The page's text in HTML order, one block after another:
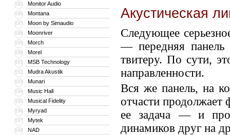
185 Monitor Audio
186 Montana
187 Moon by Simaudio
188 Moonriver
189 Morch
190 Morel
191 MSB Technology
192 Mudra Akustik
193 Munari
194 Music Hall
195 Musical Fidelity
196 Myryad
197 Mytek
198 NAD
Акустическая
Следующее
— передняя
твитеру. По сути,
направленности.
Вся же панель, на
отчасти продолжает
ее задача — и
динамиков друг на